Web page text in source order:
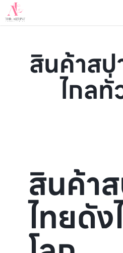
สินค้าสป
ไกลทั่
สินค้า
ไทยดั